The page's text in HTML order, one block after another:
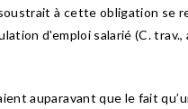
à cette obligation se
d'emploi salarié (C. trav.,
auparavant que le fait